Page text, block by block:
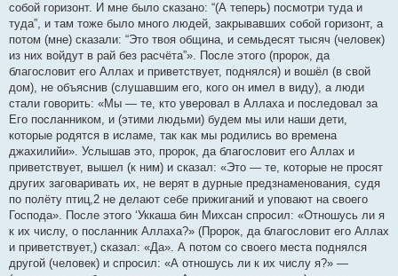
собой горизонт. И мне было сказано: “(А теперь) посмотри туда и
туда”, и там тоже было много людей, закрывавших собой горизонт, а
потом (мне) сказали: “Это твоя община, и семьдесят тысяч (человек)
из них войдут в рай без расчёта”». После этого (пророк, да
благословит его Аллах и приветствует, поднялся) и вошёл (в свой
дом), не объяснив (слушавшим его, кого он имел в виду), а люди
стали говорить: «Мы — те, кто уверовал в Аллаха и последовал за
Его посланником, и (этими людьми) будем мы или наши дети,
которые родятся в исламе, так как мы родились во времена
джахилийи». Услышав это, пророк, да благословит его Аллах и
приветствует, вышел (к ним) и сказал: «Это — те, которые не просят
других заговаривать их, не верят в дурные предзнаменования, судя
по полёту птиц,2 не делают себе прижиганий и уповают на своего
Господа». После этого ‘Уккaша бин Михсан спросил: «Отношусь ли я
к их числу, о посланник Аллаха?» (Пророк, да благословит его Аллах
и приветствует,) сказал: «Да». А потом со своего места поднялся
другой (человек) и спросил: «А отношусь ли к их числу я?» —